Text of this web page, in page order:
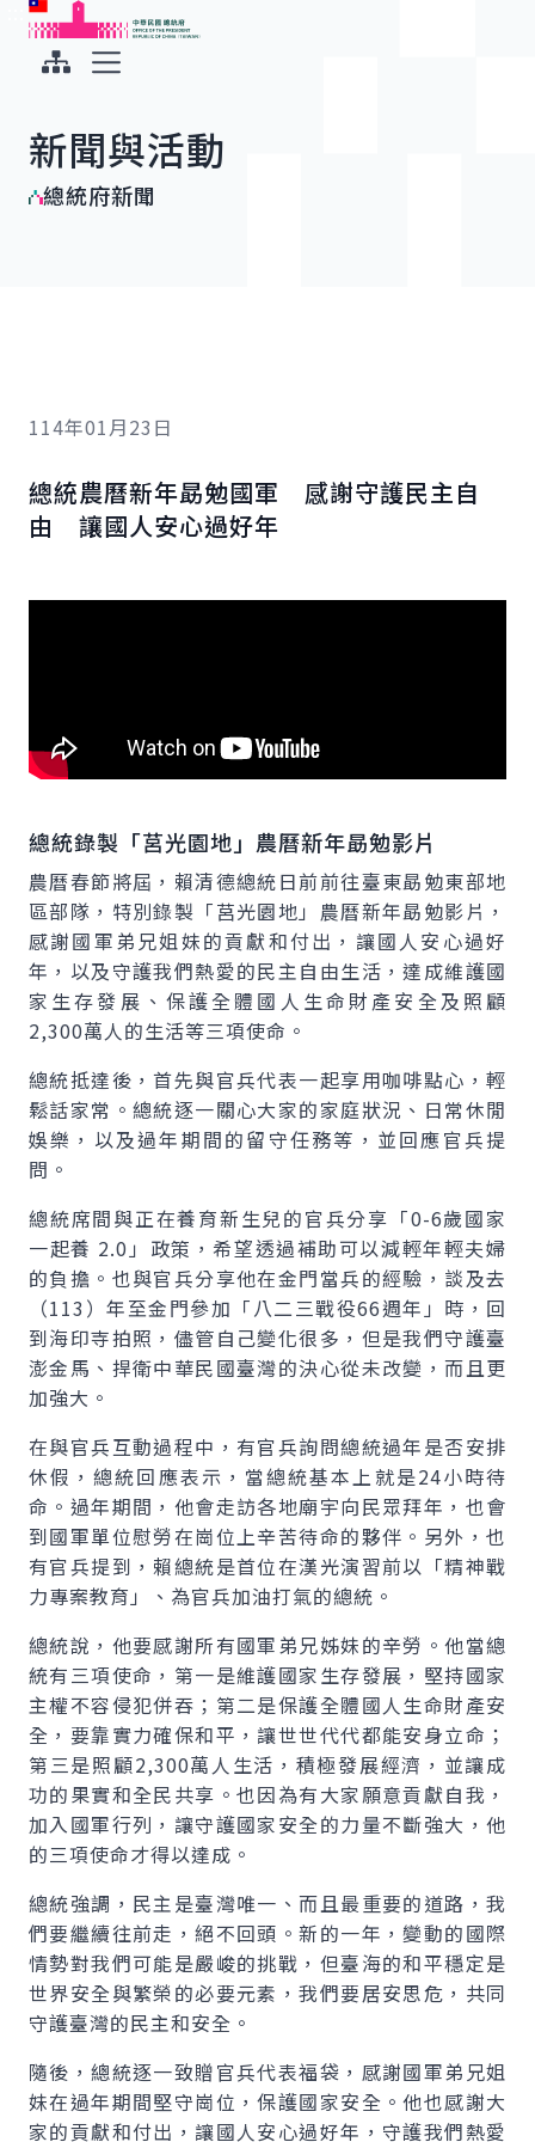
跳到主要內容
中華民國總統府
新聞與活動
總統府新聞
114年01月23日
總統農曆新年勗勉國軍 感謝守護民主自
由 讓國人安心過好年
總統錄製「莒光園地」農曆新年勗勉影片
農曆春節將屆，賴清德總統日前前往臺東勗勉東部地
區部隊，特別錄製「莒光園地」農曆新年勗勉影片，
感謝國軍弟兄姐妹的貢獻和付出，讓國人安心過好
年，以及守護我們熱愛的民主自由生活，達成維護國
家生存發展、保護全體國人生命財產安全及照顧
2,300萬人的生活等三項使命。
總統抵達後，首先與官兵代表一起享用咖啡點心，輕
鬆話家常。總統逐一關心大家的家庭狀況、日常休閒
娛樂，以及過年期間的留守任務等，並回應官兵提
問。
總統席間與正在養育新生兒的官兵分享「0-6歲國家
一起養 2.0」政策，希望透過補助可以減輕年輕夫婦
的負擔。也與官兵分享他在金門當兵的經驗，談及去
（113）年至金門參加「八二三戰役66週年」時，回
到海印寺拍照，儘管自己變化很多，但是我們守護臺
澎金馬、捍衛中華民國臺灣的決心從未改變，而且更
加強大。
在與官兵互動過程中，有官兵詢問總統過年是否安排
休假，總統回應表示，當總統基本上就是24小時待
命。過年期間，他會走訪各地廟宇向民眾拜年，也會
到國軍單位慰勞在崗位上辛苦待命的夥伴。另外，也
有官兵提到，賴總統是首位在漢光演習前以「精神戰
力專案教育」、為官兵加油打氣的總統。
總統說，他要感謝所有國軍弟兄姊妹的辛勞。他當總
統有三項使命，第一是維護國家生存發展，堅持國家
主權不容侵犯併吞；第二是保護全體國人生命財產安
全，要靠實力確保和平，讓世世代代都能安身立命；
第三是照顧2,300萬人生活，積極發展經濟，並讓成
功的果實和全民共享。也因為有大家願意貢獻自我，
加入國軍行列，讓守護國家安全的力量不斷強大，他
的三項使命才得以達成。
總統強調，民主是臺灣唯一、而且最重要的道路，我
們要繼續往前走，絕不回頭。新的一年，變動的國際
情勢對我們可能是嚴峻的挑戰，但臺海的和平穩定是
世界安全與繁榮的必要元素，我們要居安思危，共同
守護臺灣的民主和安全。
隨後，總統逐一致贈官兵代表福袋，感謝國軍弟兄姐
妹在過年期間堅守崗位，保護國家安全。他也感謝大
家的貢獻和付出，讓國人安心過好年，守護我們熱愛